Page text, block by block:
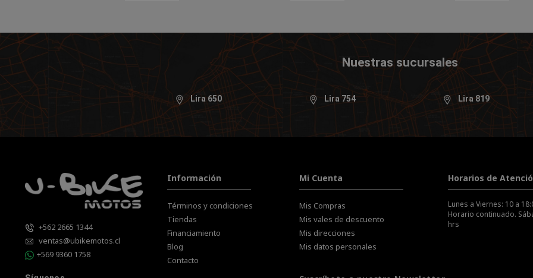
Nuestras sucursales
Lira 650 Lira 754 Lira 819
+562 2665 1344
ventas@ubikemotos.cl
+569 9360 1758
Información
Términos y condiciones
Tiendas
Financiamiento
Blog
Contacto
Mi Cuenta
Mis Compras
Mis vales de descuento
Mis direcciones
Mis datos personales
Horarios de
Lunes a Viernes: 10 a
Horario continuado.
hrs